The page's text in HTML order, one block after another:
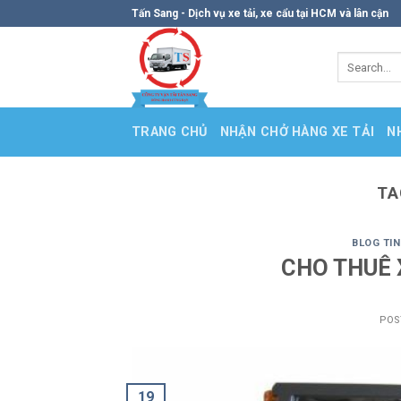
Tấn Sang - Dịch vụ xe tải, xe cẩu tại HCM và lân cận
TRANG CHỦ NHẬN CHỞ HÀNG XE TẢI
BLOG
CHO THUÊ
19